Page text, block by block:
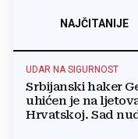
NAJČITANIJE
UDAR NA SIGURNOST
Srbijanski haker
uhićen je na
Hrvatskoj. Sad